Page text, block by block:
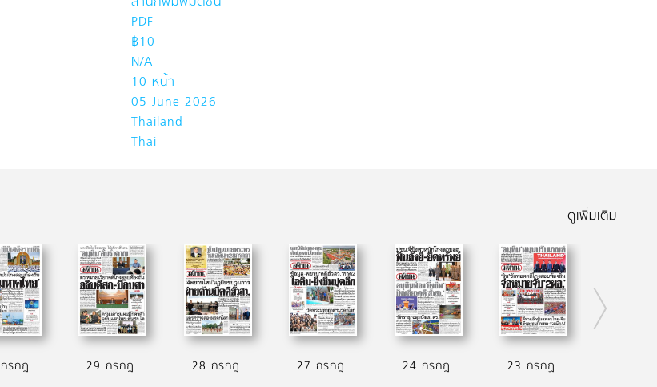
PDF
฿10
N/A
10 หน้า
05 June 2026
Thailand
Thai
ดูเพิ่มเติม
30 กรกฎาคม 2569 29 กรกฎาคม 2569 28 กรกฎาคม 2569 27 กรกฎาคม 2569 24 กรกฎาคม 2569 23 กรกฏาคม 2569